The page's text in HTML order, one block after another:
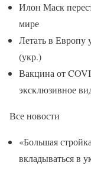
Илон Маск
мире
Летать в Европу
(укр.)
Вакцина от
эксклюзивное
Все новости
«Большая
вкладываться в